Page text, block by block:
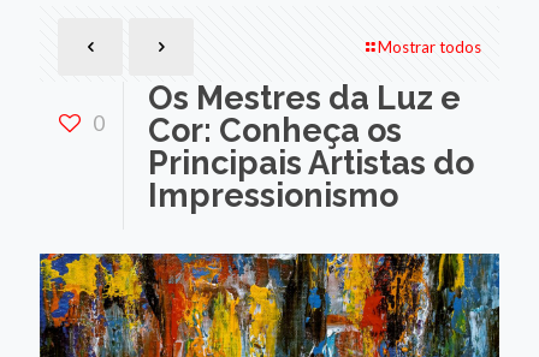
Mostrar todos
0
Os Mestres da Luz e
Cor: Conheça os
Principais Artistas do
Impressionismo